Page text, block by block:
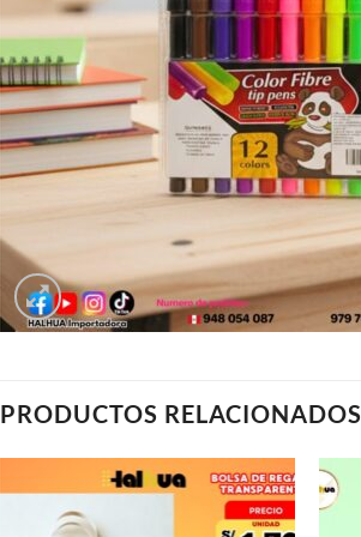
PRODUCTOS RELACIONADOS